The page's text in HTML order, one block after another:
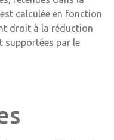
calculée en fonction
droit à la réduction
supportées par le